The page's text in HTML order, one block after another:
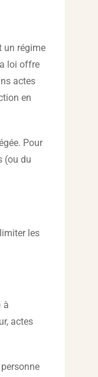
un régime
loi offre
actes
en
Pour
(ou du
les
à
actes